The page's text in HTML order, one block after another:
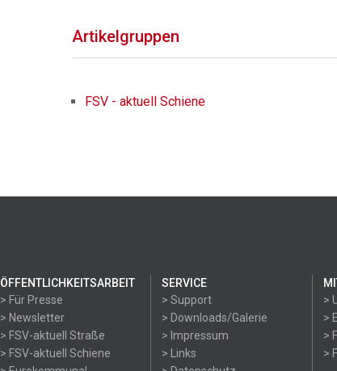
Artikelgruppen
FSV - aktuell Schiene
ÖFFENTLICHKEITSARBEIT
> Für Presse
> Newsletter
> FSV-aktuell Straße
> FSV-aktuell Schiene
SERVICE
> Support
> Downloads/Galerie
> Impressum
> Links
>
>
>
>